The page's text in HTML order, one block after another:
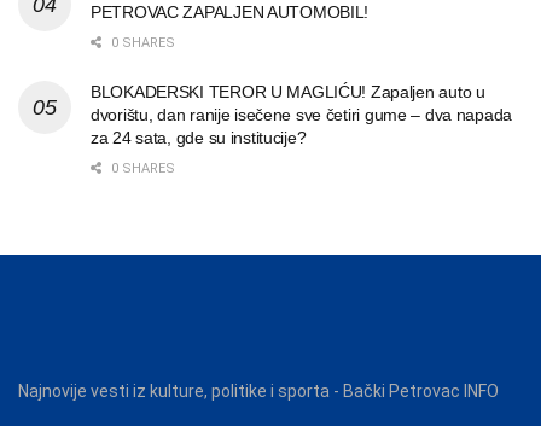
PETROVAC ZAPALJEN AUTOMOBIL!
0 SHARES
BLOKADERSKI TEROR U MAGLIĆU! Zapaljen auto u
dvorištu, dan ranije isečene sve četiri gume – dva napada
za 24 sata, gde su institucije?
0 SHARES
Najnovije vesti iz kulture, politike i sporta - Bački Petrovac INFO